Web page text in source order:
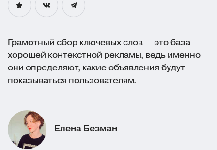
Грамотный сбор ключевых слов — это база
хорошей контекстной рекламы, ведь именно
они определяют, какие объявления будут
показываться пользователям.
Елена Безман